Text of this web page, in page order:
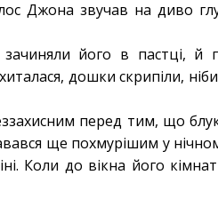
Джона звучав на диво
його в пастці, й
дошки скрипіли,
перед тим, що
ще похмурішим у
Коли до вікна його